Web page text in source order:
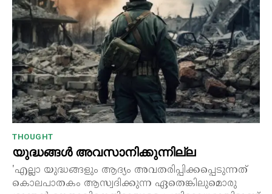
THOUGHT
യുദ്ധങ്ങൾ അവസാനിക്കുന്നില്ല
'എല്ലാ യുദ്ധങ്ങളും ആദ്യം അവതരിപ്പിക്കപ്പെടുന്നത്
കൊലപാതകം ആസ്വദിക്കുന്ന ഏതെങ്കിലുമൊരു